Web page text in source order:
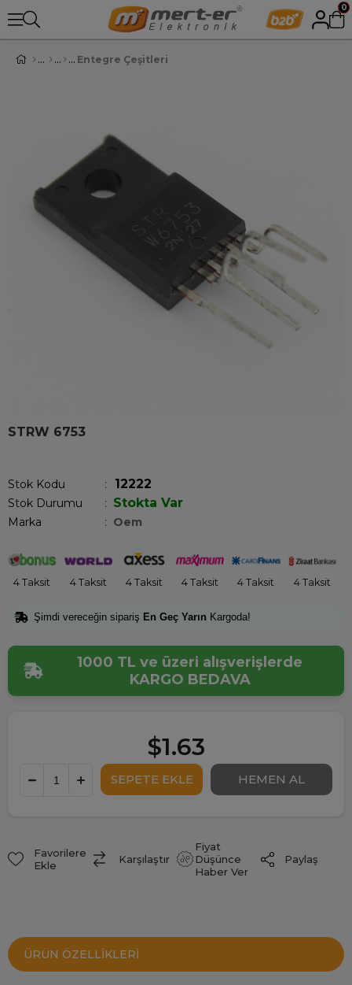
0
Entegre Çeşitleri
STRW 6753
Son 1 saatte1kişi satın aldı!
Stok Kodu 12222
Stok Durumu : Stokta Var
Marka : Oem
4 Taksit 4 Taksit 4 Taksit 4 Taksit 4 Taksit 4 Taksit
Şimdi vereceğin sipariş En Geç Yarın Kargoda!
1000 TL ve üzeri alışverişlerde
KARGO BEDAVA
$1.63
Favorilere
Ekle
Karşılaştır
Fiyat
Düşünce
Haber Ver
Paylaş
ÜRÜN ÖZELLIKLERI